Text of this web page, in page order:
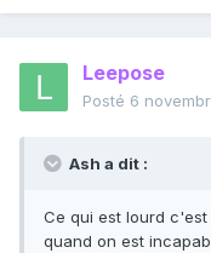
Leepose
Posté 6
Ash a dit :
Ce qui est lourd
quand on est